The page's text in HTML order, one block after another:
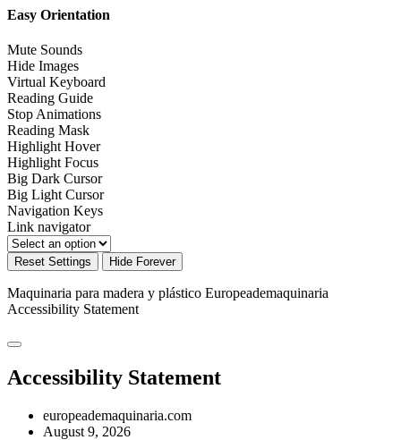
Easy Orientation
Mute Sounds
Hide Images
Virtual Keyboard
Reading Guide
Stop Animations
Reading Mask
Highlight Hover
Highlight Focus
Big Dark Cursor
Big Light Cursor
Navigation Keys
Link navigator
Reset Settings Hide Forever
Maquinaria para madera y plástico Europeademaquinaria
Accessibility Statement
Accessibility Statement
europeademaquinaria.com
August 9, 2026